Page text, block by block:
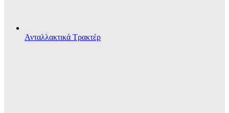
Ανταλλακτικά Τρακτέρ